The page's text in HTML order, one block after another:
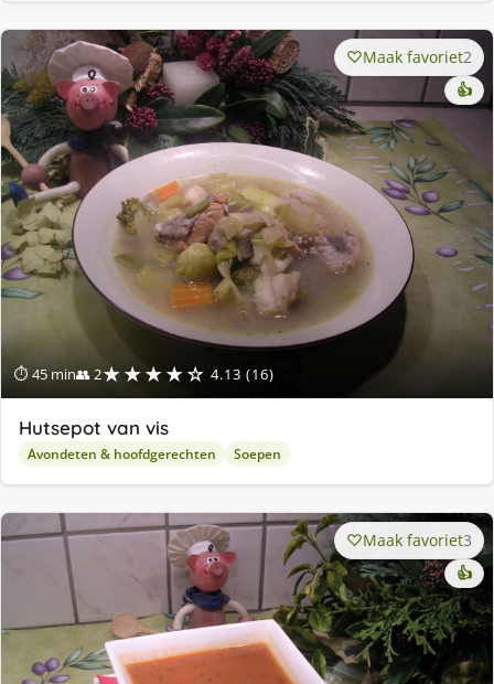
⏱ 45 min👥 2★★★★☆ 4.13 (16)
Maak favoriet2
👍
Hutsepot van vis
Avondeten & hoofdgerechten Soepen
Maak favoriet3
👍